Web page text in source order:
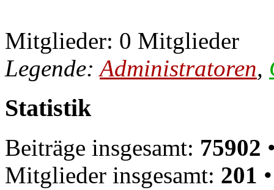
Mitglieder: 0 Mitglieder
Legende:Administratoren,
Statistik
Beiträge insgesamt: 75902
Mitglieder insgesamt: 201